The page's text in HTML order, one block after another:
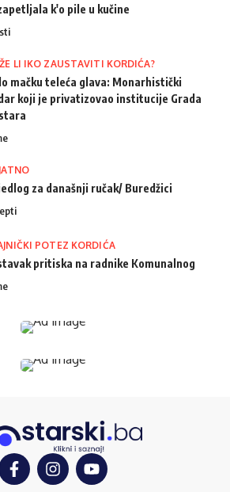
k'o pile u kučine
LI IKO ZAUSTAVITI KORDIĆA?
mačku teleća glava: Monarhistički
koji je privatizovao institucije Grada
za današnji ručak/ Buredžici
POTEZ KORDIĆA
pritiska na radnike Komunalnog